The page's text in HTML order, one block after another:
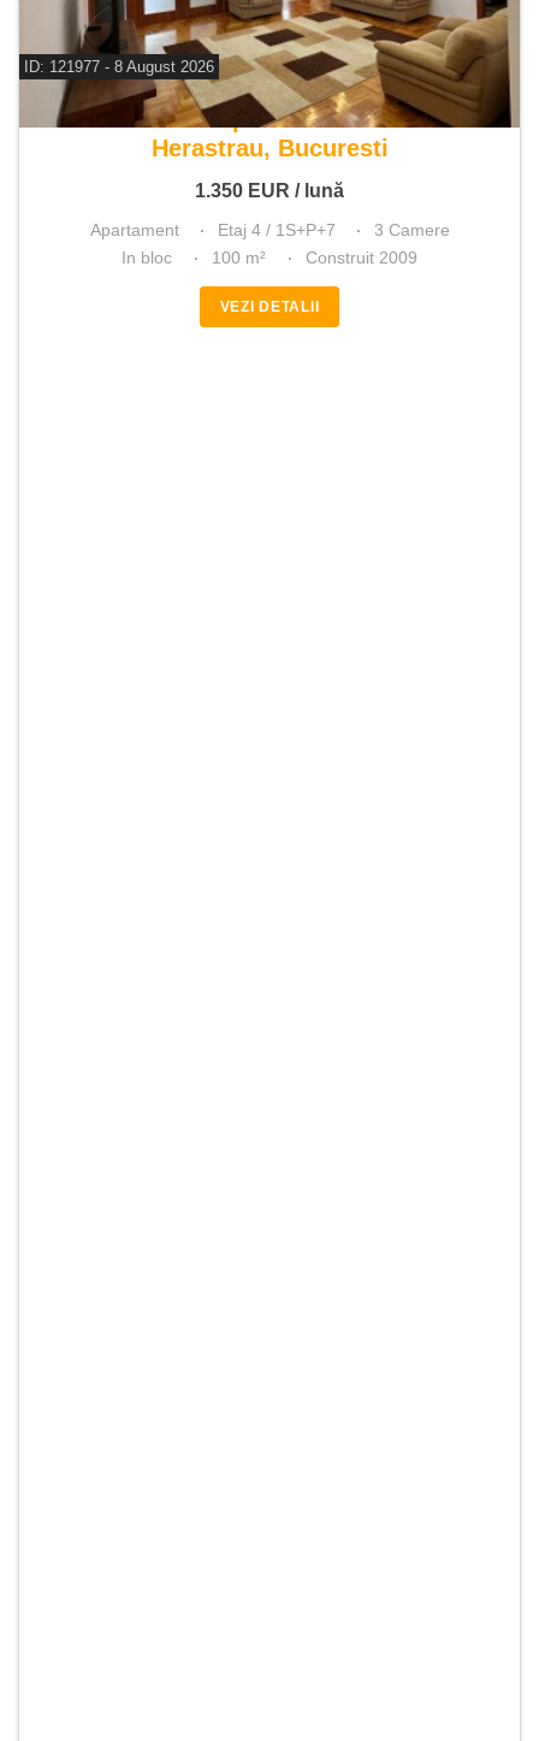
ID: 121977 - 8 August 2026
De inchiriat apartament 3 camere
Herastrau, Bucuresti
1.350 EUR / lună
Apartament Etaj 4 / 1S+P+7
3 Camere
In bloc
100 m² Construit 2009
VEZI DETALII